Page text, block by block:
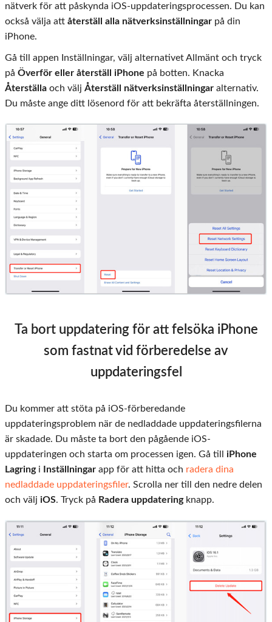
nätverk för att påskynda iOS-uppdateringsprocessen. Du kan
också välja att återställ alla nätverksinställningar på din
iPhone.
Gå till appen Inställningar, välj alternativet Allmänt och tryck
på Överför eller återställ iPhone på botten. Knacka
Återställa och välj Återställ nätverksinställningar alternativ.
Du måste ange ditt lösenord för att bekräfta återställningen.
Ta bort uppdatering för att felsöka iPhone
som fastnat vid förberedelse av
uppdateringsfel
Du kommer att stöta på iOS-förberedande
uppdateringsproblem när de nedladdade uppdateringsfilerna
är skadade. Du måste ta bort den pågående iOS-
uppdateringen och starta om processen igen. Gå till iPhone
Lagringi Inställningar app för att hitta och radera dina
nedladdade uppdateringsfiler. Scrolla ner till den nedre delen
och välj iOS. Tryck på Radera uppdateringknapp.